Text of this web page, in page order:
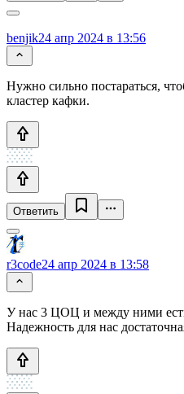
benjik24 апр 2024 в 13:56
Нужно сильно постараться,
кластер кафки.
Ответить
r3code24 апр 2024 в 13:58
У нас 3 ЦОЦ и между ними есть
Надежность для нас